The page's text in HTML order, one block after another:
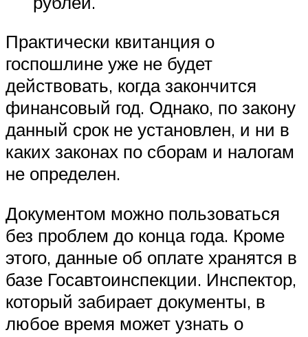
Практически квитанция о
госпошлине уже не будет
действовать, когда закончится
финансовый год. Однако, по закону
данный срок не установлен, и ни в
каких законах по сборам и налогам
не определен.
Документом можно пользоваться
без проблем до конца года. Кроме
этого, данные об оплате хранятся в
базе Госавтоинспекции. Инспектор,
который забирает документы, в
любое время может узнать о